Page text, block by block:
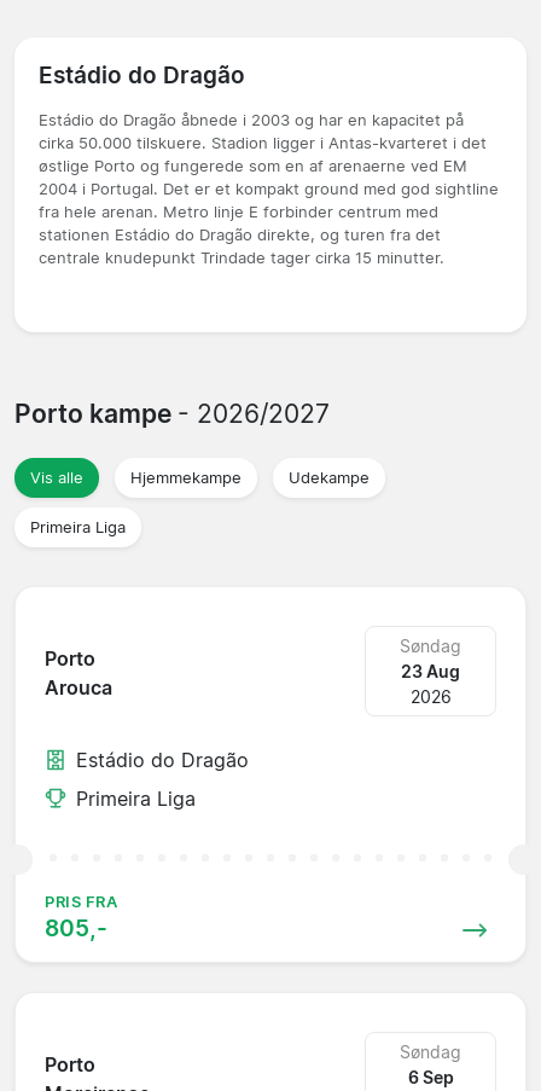
Estádio do Dragão
Estádio do Dragão åbnede i 2003 og har en kapacitet på
cirka 50.000 tilskuere. Stadion ligger i Antas-kvarteret i det
østlige Porto og fungerede som en af arenaerne ved EM
2004 i Portugal. Det er et kompakt ground med god sightline
fra hele arenan. Metro linje E forbinder centrum med
stationen Estádio do Dragão direkte, og turen fra det
centrale knudepunkt Trindade tager cirka 15 minutter.
Porto kampe - 2026/2027
Vis alle Hjemmekampe Udekampe
Primeira Liga
Porto
Arouca
Søndag
23 Aug
2026
Estádio do Dragão
Primeira Liga
PRIS FRA
805,-
Porto
Søndag
6 Sep